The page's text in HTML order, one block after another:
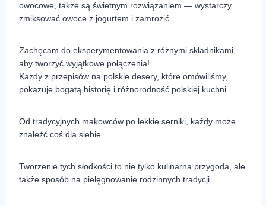
owocowe, także są świetnym rozwiązaniem — wystarczy
zmiksować owoce z jogurtem i zamrozić.
Zachęcam do eksperymentowania z różnymi składnikami,
aby tworzyć wyjątkowe połączenia!
Każdy z przepisów na polskie desery, które omówiliśmy,
pokazuje bogatą historię i różnorodność polskiej kuchni.
Od tradycyjnych makowców po lekkie serniki, każdy może
znaleźć coś dla siebie.
Tworzenie tych słodkości to nie tylko kulinarna przygoda, ale
także sposób na pielęgnowanie rodzinnych tradycji.